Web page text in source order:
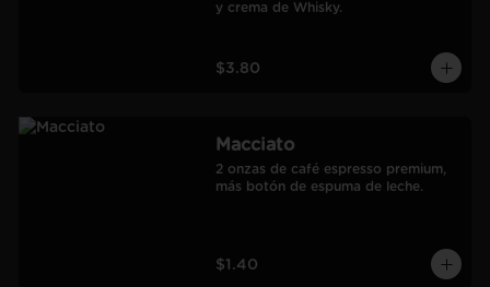
y crema de Whisky.
$3.80
Macciato
2 onzas de café espresso premium,
más botón de espuma de leche.
$1.40